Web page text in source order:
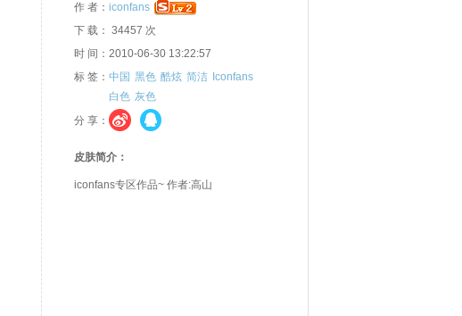
作 者： iconfans
下 载： 34457 次
时 间：2010-06-30 13:22:57
标 签： 中国 黑色 酷炫 简洁 Iconfans
白色 灰色
分 享：
皮肤简介：
iconfans专区作品~ 作者:高山